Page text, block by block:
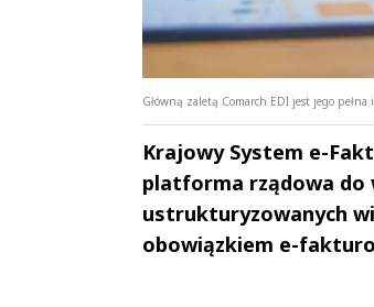
Główną zaletą Comarch EDI jest jego
Krajowy System e-
platforma rządowa do
ustrukturyzowanych
obowiązkiem e-
Andrzej i Marta